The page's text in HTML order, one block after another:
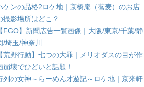
ケンの品格2ロケ地｜京橋庵（蕎麦）のお店
撮影場所はどこ？
【FGO】新聞広告一覧画像｜大阪/東京/千葉/静
/埼玉/神奈川
【荒野行動】七つの大罪｜メリオダスの目が作
崩壊でひどいと話題！
列の女神～らーめん才遊記～ロケ地｜京来軒